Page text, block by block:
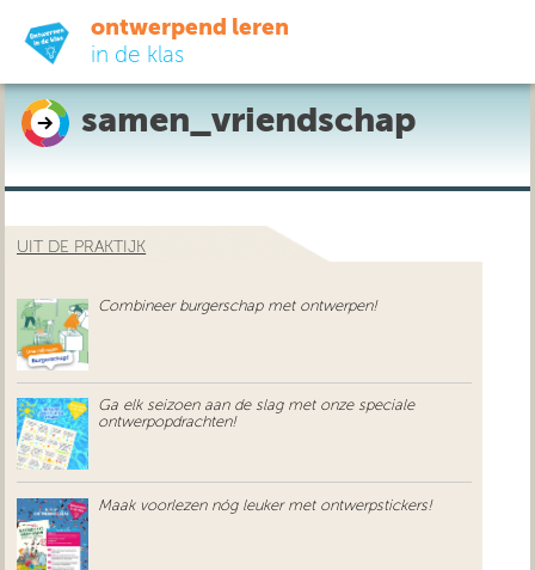
ontwerpend leren
in de klas
ready-to-go
do-it-yourself
uit de praktijk
over ons
samen_vriendschap
UIT DE PRAKTIJK
Combineer burgerschap met ontwerpen!
Ga elk seizoen aan de slag met onze speciale
ontwerpopdrachten!
Maak voorlezen nóg leuker met ontwerpstickers!